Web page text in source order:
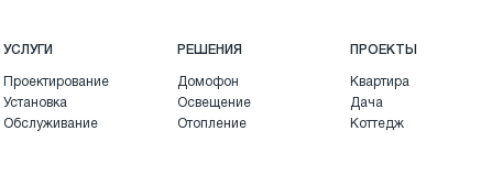
УСЛУГИ
Проектирование
Установка
Обслуживание
РЕШЕНИЯ
Домофон
Освещение
Отопление
ПРОЕКТЫ
Квартира
Дача
Коттедж